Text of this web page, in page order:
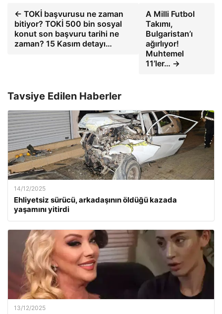
← TOKİ başvurusu ne zaman
bitiyor? TOKİ 500 bin sosyal
konut son başvuru tarihi ne
zaman? 15 Kasım detayı…
A Milli Futbol
Takımı,
Bulgaristan’ı
ağırlıyor!
Muhtemel
11’ler… →
Tavsiye Edilen Haberler
14/12/2025
Ehliyetsiz sürücü, arkadaşının öldüğü kazada
yaşamını yitirdi
13/12/2025